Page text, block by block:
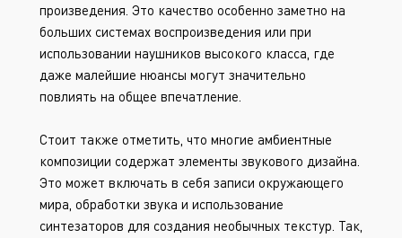
произведения. Это качество особенно заметно на
больших системах воспроизведения или при
использовании наушников высокого класса, где
даже малейшие нюансы могут значительно
повлиять на общее впечатление.
Стоит также отметить, что многие амбиентные
композиции содержат элементы звукового дизайна.
Это может включать в себя записи окружающего
мира, обработки звука и использование
синтезаторов для создания необычных текстур. Так,